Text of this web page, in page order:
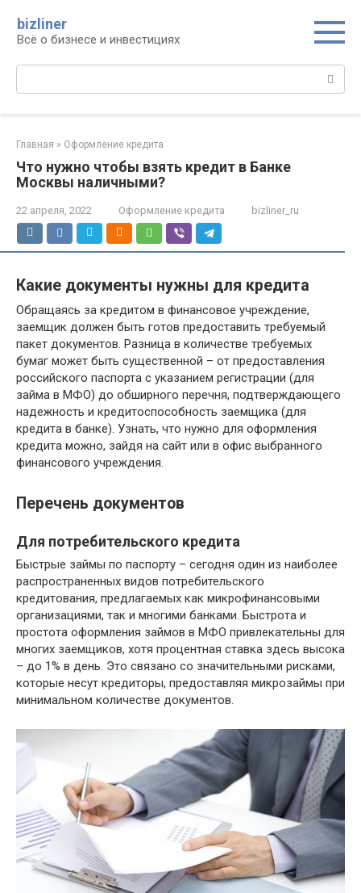
контенту
bizliner
Всё о бизнесе и инвестициях
Поиск:
Главная » Оформление кредита
Что нужно чтобы взять кредит в Банке
Москвы наличными?
22 апреля, 2022 Оформление кредита bizliner_ru
Какие документы нужны для кредита
Обращаясь за кредитом в финансовое учреждение,
заемщик должен быть готов предоставить требуемый
пакет документов. Разница в количестве требуемых
бумаг может быть существенной – от предоставления
российского паспорта с указанием регистрации (для
займа в МФО) до обширного перечня, подтверждающего
надежность и кредитоспособность заемщика (для
кредита в банке). Узнать, что нужно для оформления
кредита можно, зайдя на сайт или в офис выбранного
финансового учреждения.
Перечень документов
Для потребительского кредита
Быстрые займы по паспорту – сегодня один из наиболее
распространенных видов потребительского
кредитования, предлагаемых как микрофинансовыми
организациями, так и многими банками. Быстрота и
простота оформления займов в МФО привлекательны для
многих заемщиков, хотя процентная ставка здесь высока
– до 1% в день. Это связано со значительными рисками,
которые несут кредиторы, предоставляя микрозаймы при
минимальном количестве документов.